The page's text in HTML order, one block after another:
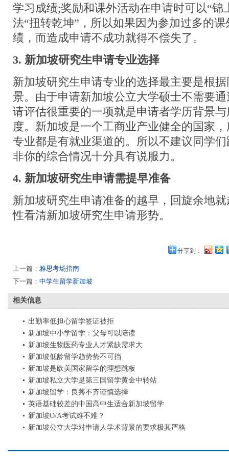
学习成绩;奖励和课外活动在申请时可以“锦
法“扭转乾坤”，所以如果因为参加过多的
绩，而造成申请不成功就得不偿失了。
3. 新加坡研究生申请专业选择
新加坡研究生申请专业的选择最主要是根
景。由于申请新加坡公立大学硕士不需要
请评估很重要的一项就是申请者学历背景
度。新加坡是一个工商业产业健全的国家
专业都是有就业渠道的。所以不建议同学
非你的综合情况十分具有说服力。
4. 新加坡研究生申请需提早准备
新加坡研究生申请准备的越早，回旋余地
性看清新加坡研究生申请形势。
分享到：
上一篇： 雅思考场指南
下一篇： 中学生留学新加坡
相关信息
出勤率低担心留学签证被拒
新加坡中小学留学：父母可以陪读
新加坡生物医药专业人才紧缺需求大
新加坡低龄留学趋势势不可挡
新加坡是欧美国家留学的理想跳板
新加坡私立大学是第三国留学黄金中转站
新加坡留学：良莠不齐谨慎选择
英语基础较差的中国高中生适合新加坡留学
新加坡O/A考试难不难？
新加坡公立大学对申请人学术背景的要求极其严格